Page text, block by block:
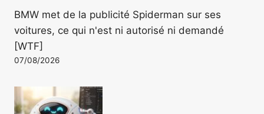
BMW met de la publicité Spiderman sur ses
voitures, ce qui n'est ni autorisé ni demandé
[WTF]
07/08/2026